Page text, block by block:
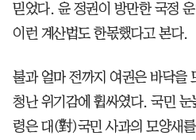
믿었다. 윤 정권이 방만한 국정
이런 계산법도 한몫했다고 본다.
불과 얼마 전까지 여권은 바닥을
청난 위기감에 휩싸였다. 국민
령은 대(對)국민 사과의 모양새